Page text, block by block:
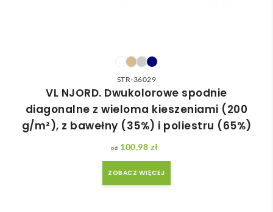
STR-36029
VL NJORD. Dwukolorowe spodnie
diagonalne z wieloma kieszeniami (200
g/m²), z bawełny (35%) i poliestru (65%)
100,98 zł
ZOBACZ WIĘCEJ